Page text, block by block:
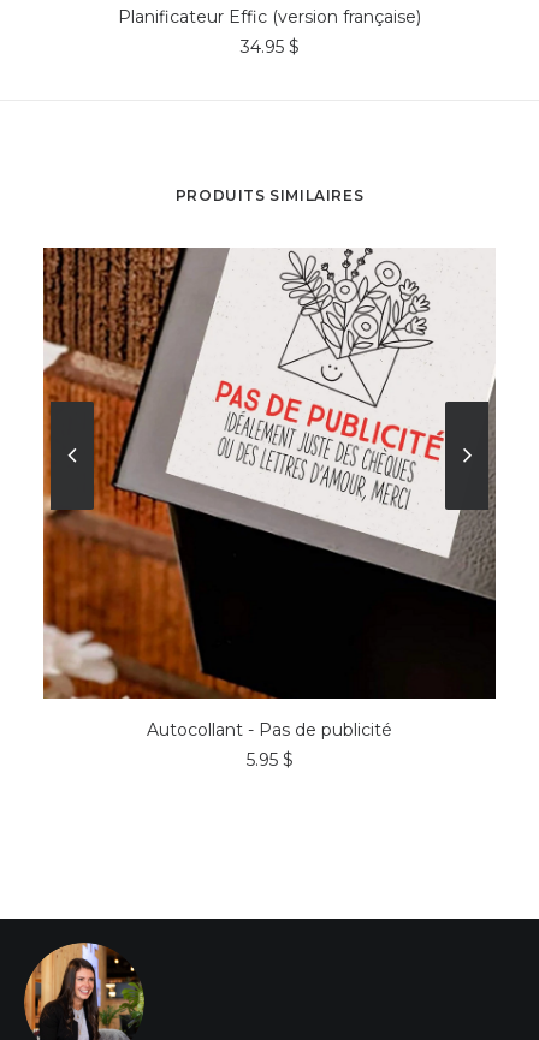
COMMANDER*
Planificateur Effic (version française)
34.95 $
PRODUITS SIMILAIRES
AJOUTER AU PANIER
Autocollant - Pas de publicité
5.95 $